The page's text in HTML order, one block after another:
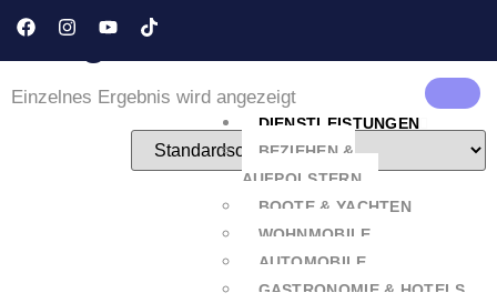
DIENSTLEISTUNGEN
BEZIEHEN &
AUFPOLSTERN
BOOTE & YACHTEN
WOHNMOBILE
AUTOMOBILE
GASTRONOMIE & HOTELS
Pflegeleicht
Einzelnes Ergebnis wird angezeigt